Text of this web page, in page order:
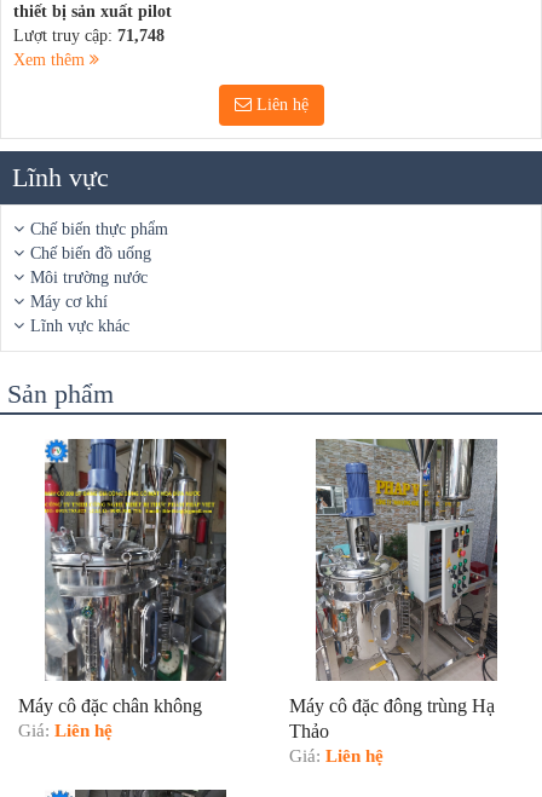
thiết bị sản xuất pilot
Lượt truy cập: 71,748
Xem thêm
Liên hệ
Lĩnh vực
Chế biến thực phẩm
Chế biến đồ uống
Môi trường nước
Máy cơ khí
Lĩnh vực khác
Sản phẩm
Máy cô đặc chân không
Giá: Liên hệ
Máy cô đặc đông trùng Hạ
Thảo
Giá: Liên hệ